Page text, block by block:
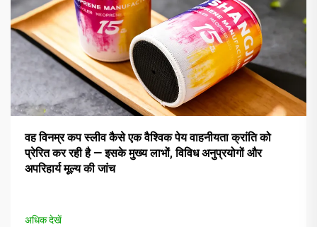
वह विनम्र कप स्लीव कैसे एक वैश्विक पेय वाहनीयता क्रांति को
प्रेरित कर रही है — इसके मुख्य लाभों, विविध अनुप्रयोगों और
अपरिहार्य मूल्य की जांच
अधिक देखें